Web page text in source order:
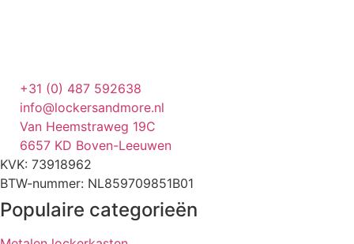
+31 (0) 487 592638
info@lockersandmore.nl
Van Heemstraweg 19C
6657 KD Boven-Leeuwen
KVK: 73918962
BTW-nummer: NL859709851B01
Populaire categorieën